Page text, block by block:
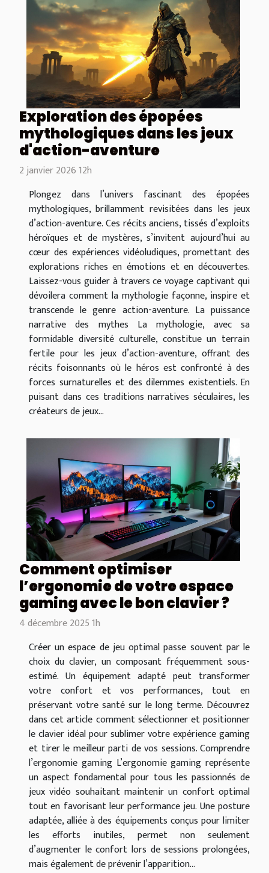
Exploration des épopées
mythologiques dans les jeux
d'action-aventure
2 janvier 2026 12h
Plongez dans l’univers fascinant des épopées
mythologiques, brillamment revisitées dans les jeux
d’action-aventure. Ces récits anciens, tissés d’exploits
héroïques et de mystères, s’invitent aujourd’hui au
cœur des expériences vidéoludiques, promettant des
explorations riches en émotions et en découvertes.
Laissez-vous guider à travers ce voyage captivant qui
dévoilera comment la mythologie façonne, inspire et
transcende le genre action-aventure. La puissance
narrative des mythes La mythologie, avec sa
formidable diversité culturelle, constitue un terrain
fertile pour les jeux d’action-aventure, offrant des
récits foisonnants où le héros est confronté à des
forces surnaturelles et des dilemmes existentiels. En
puisant dans ces traditions narratives séculaires, les
créateurs de jeux...
Comment optimiser
l’ergonomie de votre espace
gaming avec le bon clavier ?
4 décembre 2025 1h
Créer un espace de jeu optimal passe souvent par le
choix du clavier, un composant fréquemment sous-
estimé. Un équipement adapté peut transformer
votre confort et vos performances, tout en
préservant votre santé sur le long terme. Découvrez
dans cet article comment sélectionner et positionner
le clavier idéal pour sublimer votre expérience gaming
et tirer le meilleur parti de vos sessions. Comprendre
l’ergonomie gaming L’ergonomie gaming représente
un aspect fondamental pour tous les passionnés de
jeux vidéo souhaitant maintenir un confort optimal
tout en favorisant leur performance jeu. Une posture
adaptée, alliée à des équipements conçus pour limiter
les efforts inutiles, permet non seulement
d’augmenter le confort lors de sessions prolongées,
mais également de prévenir l’apparition...